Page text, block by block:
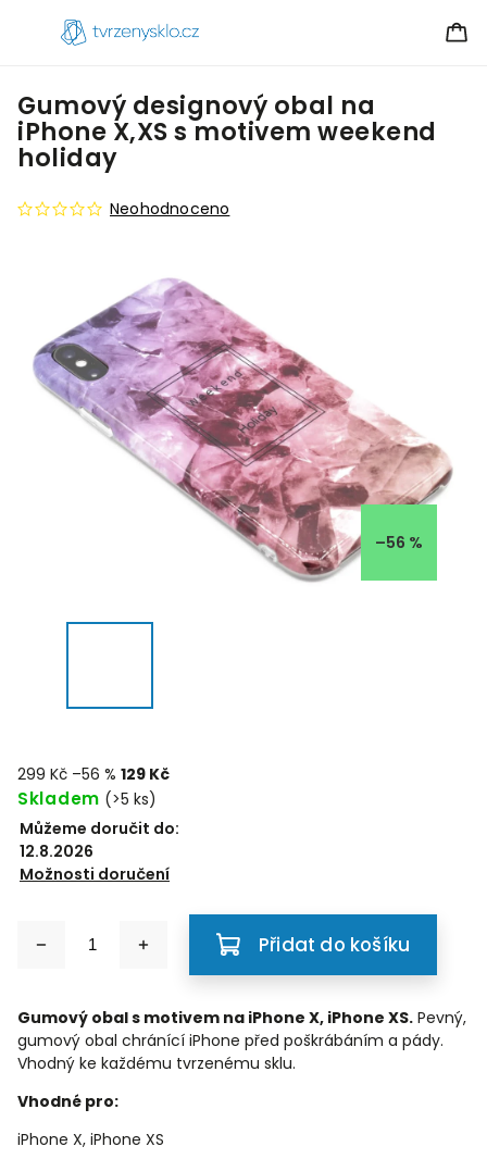
Gumový designový obal na
iPhone X,XS s motivem weekend
holiday
Neohodnoceno
–56 %
299 Kč –56 % 129 Kč
Skladem (>5 ks)
Můžeme doručit do:
12.8.2026
Možnosti doručení
Přidat do košíku
Gumový obal s motivem na iPhone X, iPhone XS. Pevný,
gumový obal chránící iPhone před poškrábáním a pády.
Vhodný ke každému tvrzenému sklu.
Vhodné pro:
iPhone X, iPhone XS